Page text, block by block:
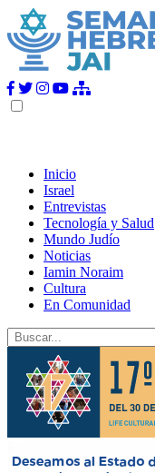
Inicio
Israel
Entrevistas
Tecnología y Salud
Mundo Judío
Noticias
Iamin Noraim
Cultura
En Comunidad